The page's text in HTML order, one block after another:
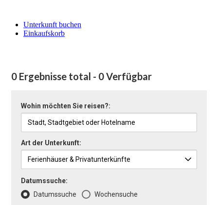
Unterkunft buchen
Einkaufskorb
0 Ergebnisse total - 0 Verfügbar
Wohin möchten Sie reisen?:
Art der Unterkunft:
Datumssuche:
Datumssuche
Wochensuche